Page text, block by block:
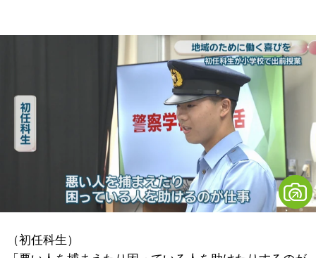
（初任科生）